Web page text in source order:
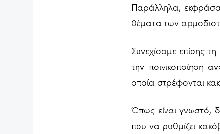
Παράλληλα,
θέματα των
Συνεχίσαμε επίσης
την ποινικοποίηση
οποία στρέφονται
Όπως είναι γνωστό,
που να ρυθμίζει